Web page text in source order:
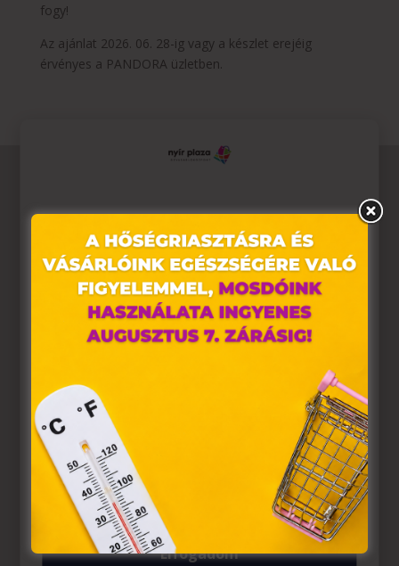
fogy!
Az ajánlat 2026. 06. 28-ig vagy a készlet erejéig
érvényes a PANDORA üzletben.
Ez az oldal sütiket használ
Weboldalunkon „cookie"-kat (továbbiakban „süti")
alkalmazunk. Ezek olyan fájlok, melyek információt
tárolnak webes böngészőjében. Ehhez az Ön
hozzájárulása szükséges.
A „sütiket" az elektronikus hírközlésről szóló 2003. évi C.
törvény, az elektronikus kereskedelmi szolgáltatások, az
információs társadalommal összefüggő szolgáltatások
egyes kérdéseiről szóló 2001. évi CVIII. törvény, valamint
az Európai Unió előírásainak megfelelően használjuk.
Azon weblapoknak, melyek az Európai Unió országain
belül működnek, a „sütik" használatához, és ezeknek a
felhasználó számítógépén vagy egyéb eszközén történő
tárolásához a felhasználók hozzájárulását kell kérniük.
Elfogadom